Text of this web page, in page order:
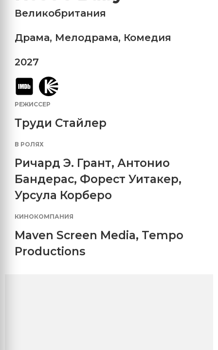
Великобритания
Драма, Мелодрама, Комедия
2027
РЕЖИССЕР
Труди Стайлер
В РОЛЯХ
Ричард Э. Грант, Антонио
Бандерас, Форест Уитакер,
Урсула Корберо
КИНОКОМПАНИЯ
Maven Screen Media, Tempo
Productions